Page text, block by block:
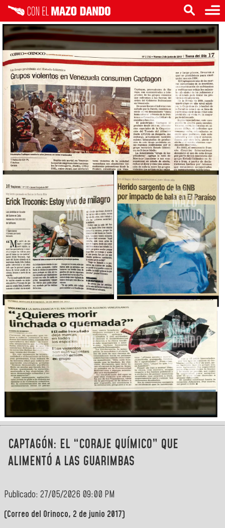
CAPTAGÓN: EL “CORAJE QUÍMICO” QUE
ALIMENTÓ A LAS GUARIMBAS
Publicado: 27/05/2026 09:00 PM
(Correo del Orinoco, 2 de junio 2017)